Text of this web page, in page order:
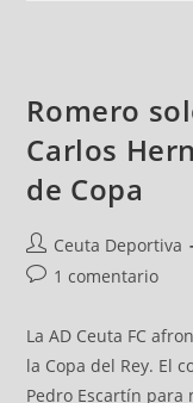
Romero
Carlos
de Copa
Ceuta Deportiva
1 comentario
La AD Ceuta FC
la Copa del Rey. El
Pedro Escartín para